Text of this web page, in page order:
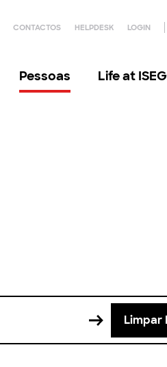
CONTACTOS HELPDESK LOGIN
Pessoas Life at ISEG
Limpar